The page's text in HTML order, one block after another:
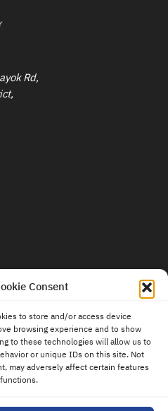
Consent
to store and/or access device
browsing experience and to show
to these technologies will allow us to
or unique IDs on this site. Not
may adversely affect certain features
Rd,
แอดมิน